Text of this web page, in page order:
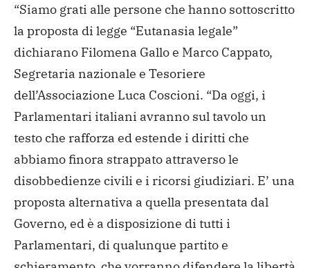
“Siamo grati alle persone che hanno sottoscritto
la proposta di legge “Eutanasia legale”
dichiarano Filomena Gallo e Marco Cappato,
Segretaria nazionale e Tesoriere
dell’Associazione Luca Coscioni. “Da oggi, i
Parlamentari italiani avranno sul tavolo un
testo che rafforza ed estende i diritti che
abbiamo finora strappato attraverso le
disobbedienze civili e i ricorsi giudiziari. E’ una
proposta alternativa a quella presentata dal
Governo, ed è a disposizione di tutti i
Parlamentari, di qualunque partito e